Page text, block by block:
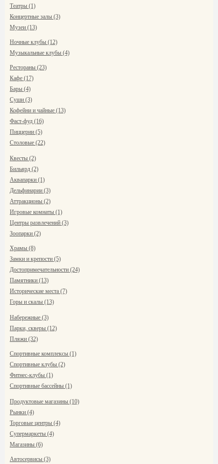
Театры (1)
Концертные залы (3)
Музеи (13)
Ночные клубы (12)
Музыкальные клубы (4)
Рестораны (23)
Кафе (17)
Бары (4)
Суши (3)
Кофейни и чайные (13)
Фаст-фуд (16)
Пиццерии (5)
Столовые (22)
Квесты (2)
Бильярд (2)
Аквапарки (1)
Дельфинарии (3)
Аттракционы (2)
Игровые комнаты (1)
Центры развлечений (3)
Зоопарки (2)
Храмы (8)
Замки и крепости (5)
Достопримечательности (24)
Памятники (13)
Исторические места (7)
Горы и скалы (13)
Набережные (3)
Парки, скверы (12)
Пляжи (32)
Спортивные комплексы (1)
Спортивные клубы (2)
Фитнес-клубы (1)
Спортивные бассейны (1)
Продуктовые магазины (10)
Рынки (4)
Торговые центры (4)
Супермаркеты (4)
Магазины (6)
Автосервисы (3)